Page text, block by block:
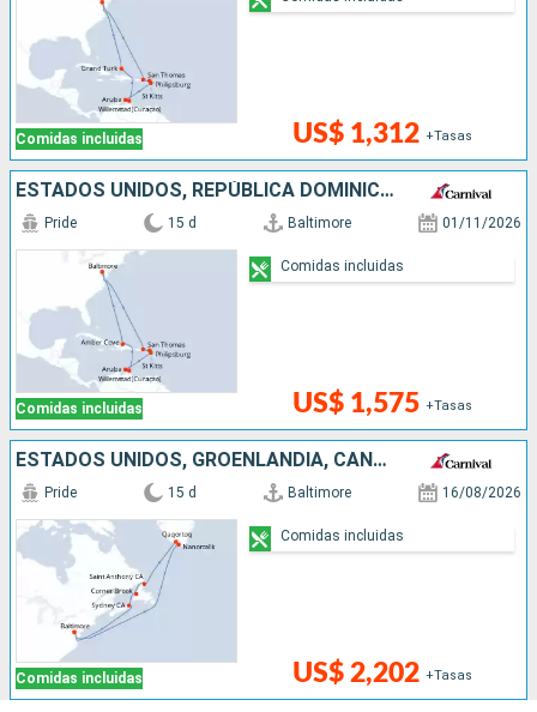
Comidas incluidas US$ 1,312 +Tasas
ESTADOS UNIDOS, REPÚBLICA DOMINICANA, PAISES BAJOS, ANTIGUA Y BARBUDA
Comidas incluidas
Pride 15 d Baltimore 01/11/2026
US$ 1,575 +Tasas
Comidas incluidas
ESTADOS UNIDOS, GROENLANDIA, CANADÁ
Comidas incluidas
Pride 15 d Baltimore 16/08/2026
US$ 2,202 +Tasas
Comidas incluidas